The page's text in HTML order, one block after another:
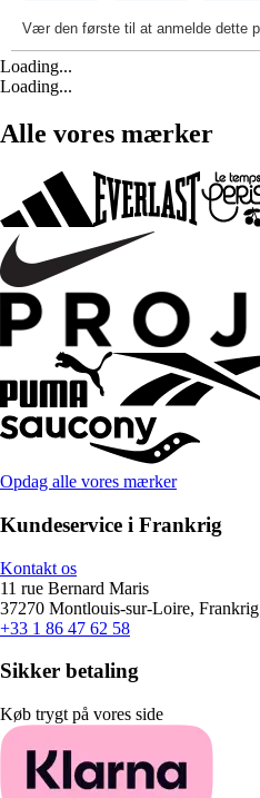
Loading...
Loading...
Alle vores mærker
Opdag alle vores mærker
Kundeservice i Frankrig
Kontakt os
11 rue Bernard Maris
37270 Montlouis-sur-Loire, Frankrig
+33 1 86 47 62 58
Sikker betaling
Køb trygt på vores side